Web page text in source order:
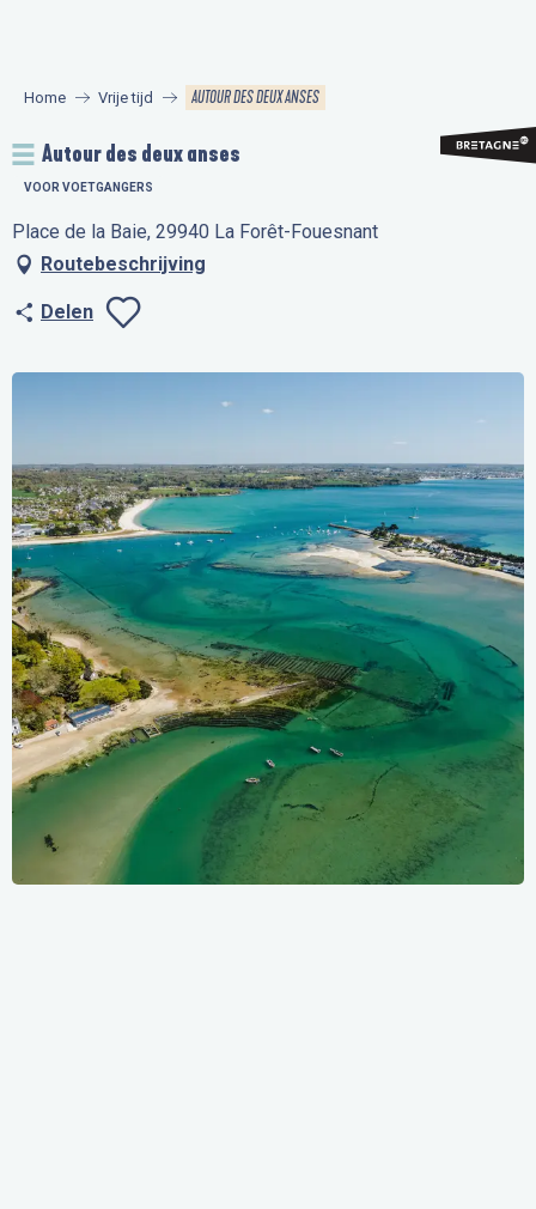
principal
Home Vrije tijd AUTOUR DES DEUX ANSES
Autour des deux anses
VOOR VOETGANGERS
Place de la Baie, 29940 La Forêt-Fouesnant
Routebeschrijving
Delen